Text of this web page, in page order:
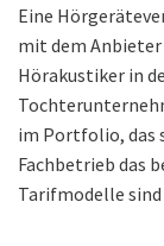
Eine
mit dem Anbieter
Hörakustiker in
im Portfolio, das
Fachbetrieb das
Tarifmodelle